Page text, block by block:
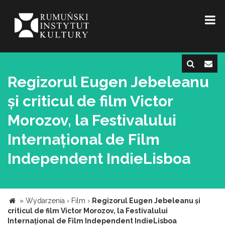
Regizorul Eugen Jebeleanu
și criticul de film Victor
Morozov, la Festivalului
Internațional de Film
Independent IndieLisboa
» Wydarzenia › Film › Regizorul Eugen Jebeleanu și
criticul de film Victor Morozov, la Festivalului
Internațional de Film Independent IndieLisboa